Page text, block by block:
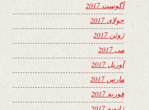
آگوست 2017
جولای 2017
ژوئن 2017
می 2017
آوریل 2017
مارس 2017
فوریه 2017